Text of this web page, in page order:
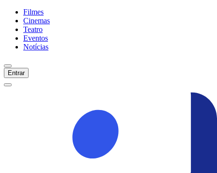
Filmes
Cinemas
Teatro
Eventos
Notícias
Entrar